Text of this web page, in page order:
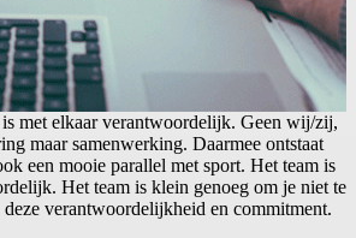
met elkaar verantwoordelijk. Geen wij/zij,
maar samenwerking. Daarmee ontstaat
een mooie parallel met sport. Het team is
Het team is klein genoeg om je niet te
verantwoordelijkheid en commitment.